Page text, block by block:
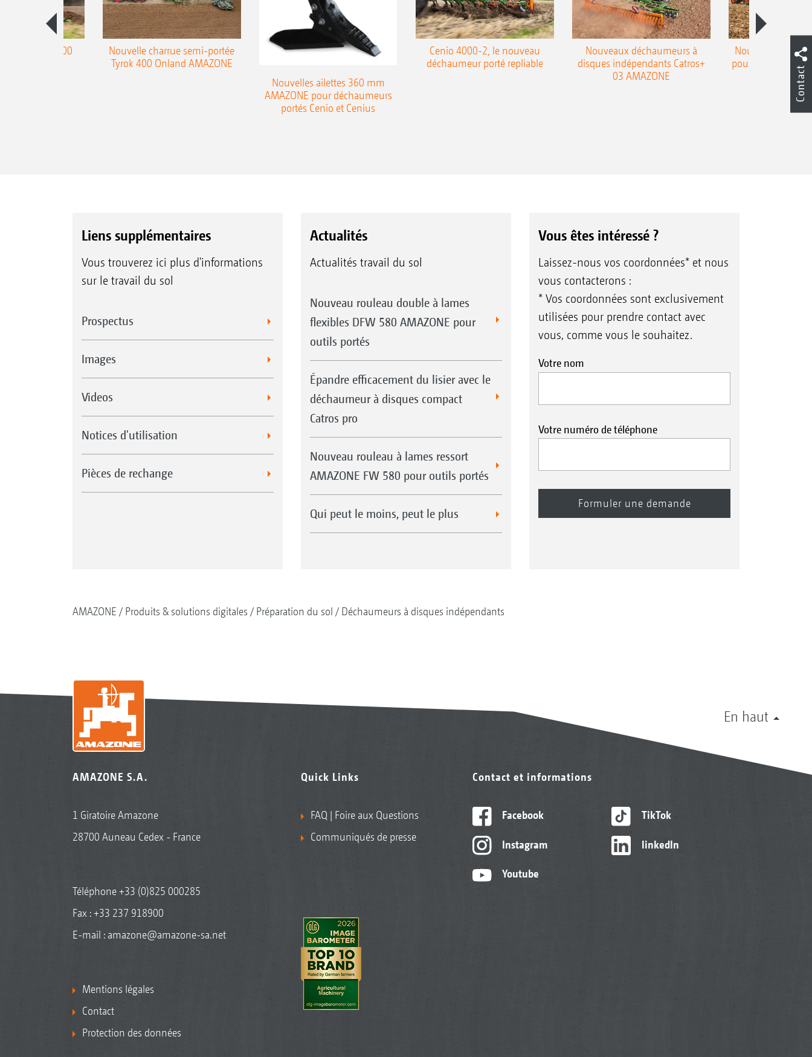
Teres 300
Nouvelle charrue semi-portée
Tyrok 400 Onland AMAZONE
Nouvelles ailettes 360 mm
AMAZONE pour déchaumeurs
portés Cenio et Cenius
Cenio 4000-2, le nouveau
déchaumeur porté repliable
Nouveaux déchaumeurs à
disques indépendants Catros+
03 AMAZONE
Nouvelle double
pour le
Cobra
Liens supplémentaires
Vous trouverez ici plus d'informations
sur le travail du sol
Prospectus
Images
Videos
Notices d'utilisation
Pièces de rechange
Actualités
Actualités travail du sol
Nouveau rouleau double à lames
flexibles DFW 580 AMAZONE pour
outils portés
Épandre efficacement du lisier avec le
déchaumeur à disques compact
Catros pro
Nouveau rouleau à lames ressort
AMAZONE FW 580 pour outils portés
Qui peut le moins, peut le plus
Vous êtes intéressé ?
Laissez-nous vos coordonnées* et nous
vous contacterons :
* Vos coordonnées sont exclusivement
utilisées pour prendre contact avec
vous, comme vous le souhaitez.
Votre nom
Votre numéro de téléphone
AMAZONE Produits & solutions digitales Préparation du sol Déchaumeurs à disques indépendants
En haut
AMAZONE S.A.
1 Giratoire Amazone
28700 Auneau Cedex - France
Téléphone+33 (0)825 000285
Fax : +33 237 918900
E-mail : amazone@amazone-sa.net
Mentions légales
Contact
Protection des données
Quick Links
FAQ | Foire aux Questions
Communiqués de presse
Contact et informations
Facebook
Instagram
Youtube
TikTok
linkedIn
Contact